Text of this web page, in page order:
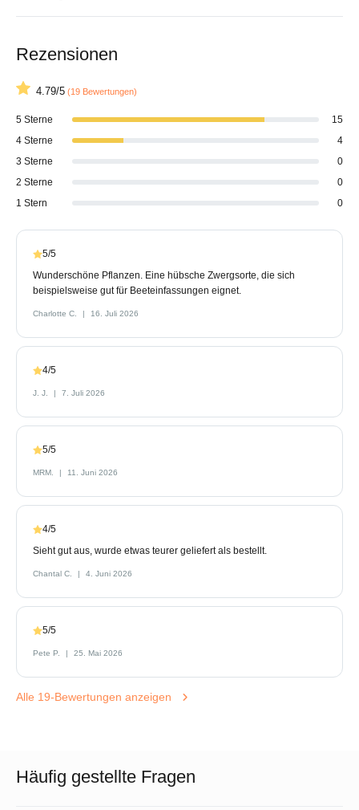
Rezensionen
4.79/5 (19 Bewertungen)
5 Sterne
15
4 Sterne
4
3 Sterne
0
2 Sterne
0
1 Stern
0
5/5
Wunderschöne Pflanzen. Eine hübsche Zwergsorte, die sich
beispielsweise gut für Beeteinfassungen eignet.
Charlotte C. 16. Juli 2026
4/5
J. J. 7. Juli 2026
5/5
MRM. 11. Juni 2026
4/5
Sieht gut aus, wurde etwas teurer geliefert als bestellt.
Chantal C. 4. Juni 2026
5/5
Pete P. 25. Mai 2026
Alle 19-Bewertungen anzeigen
Häufig gestellte Fragen